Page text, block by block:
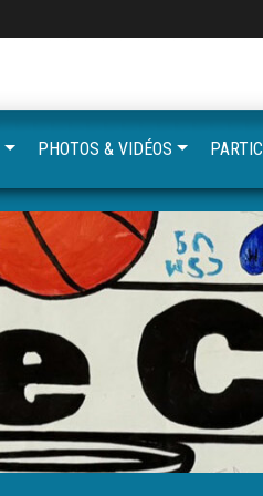
PHOTOS & VIDÉOS